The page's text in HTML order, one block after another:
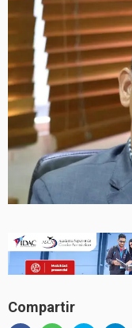
Compartir